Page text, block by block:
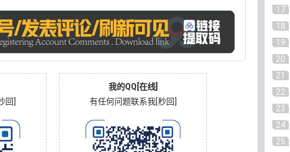
回]
我的QQ[在线]
有任何问题联系我[秒回]
17
18
19
20
21
22
23
24
25